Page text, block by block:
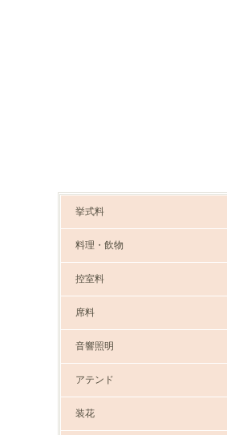
挙式料
料理・飲物
控室料
席料
音響照明
アテンド
装花